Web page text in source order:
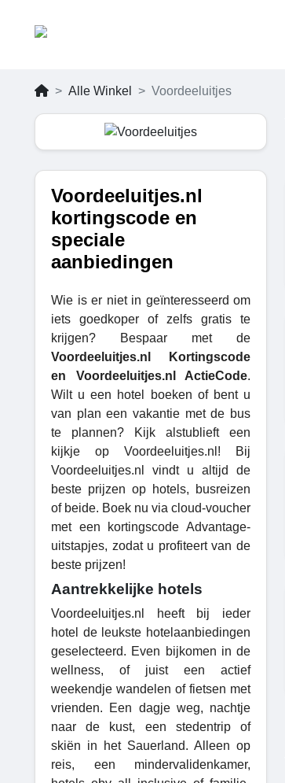
Alle Winkel Voordeeluitjes
Voordeeluitjes.nl
kortingscode en
speciale
aanbiedingen
Wie is er niet in geïnteresseerd om
iets goedkoper of zelfs gratis te
krijgen? Bespaar met de
Voordeeluitjes.nl Kortingscode
en Voordeeluitjes.nl ActieCode.
Wilt u een hotel boeken of bent u
van plan een vakantie met de bus
te plannen? Kijk alstublieft een
kijkje op Voordeeluitjes.nl! Bij
Voordeeluitjes.nl vindt u altijd de
beste prijzen op hotels, busreizen
of beide. Boek nu via cloud-voucher
met een kortingscode Advantage-
uitstapjes, zodat u profiteert van de
beste prijzen!
Aantrekkelijke hotels
Voordeeluitjes.nl heeft bij ieder
hotel de leukste hotelaanbiedingen
geselecteerd. Even bijkomen in de
wellness, of juist een actief
weekendje wandelen of fietsen met
vrienden. Een dagje weg, nachtje
naar de kust, een stedentrip of
skiën in het Sauerland. Alleen op
reis, een mindervalidenkamer,